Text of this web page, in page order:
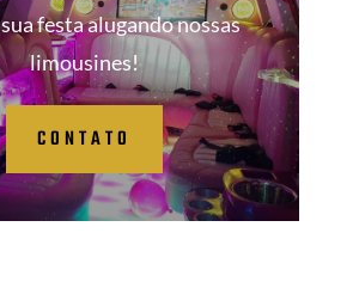
festa alugando nossas
limousines!
CONTATO